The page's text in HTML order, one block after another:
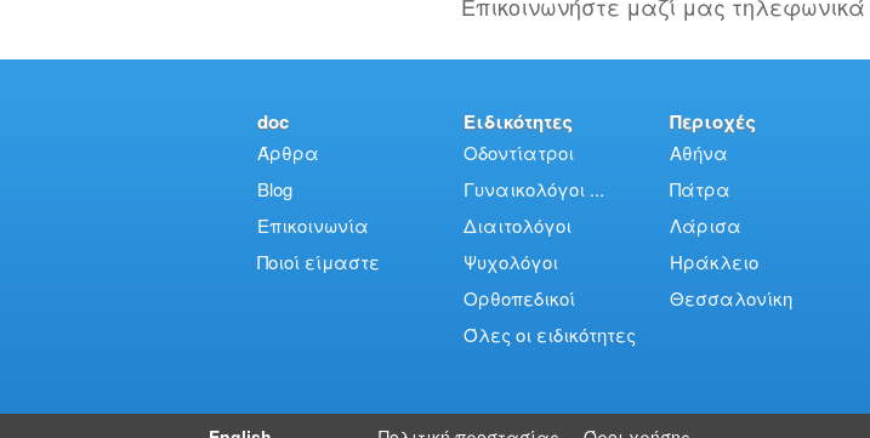
doc
Άρθρα
Blog
Επικοινωνία
Ποιοί είμαστε
Ειδικότητες
Οδοντίατροι
Γυναικολόγοι ...
Διαιτολόγοι
Ψυχολόγοι
Ορθοπεδικοί
Όλες οι ειδικότητες
Περιοχές
Αθήνα
Πάτρα
Λάρισα
Ηράκλειο
Θεσσαλονίκη